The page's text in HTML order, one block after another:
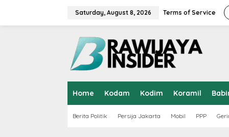
Saturday, August 8, 2026 Terms of Service
Home Kodam Kodim Koramil
Berita Politik Persija Jakarta Mobil PPP